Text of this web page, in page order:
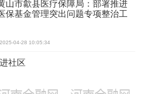
山市歙县医疗保障局：部署推进
保基金管理突出问题专项整治工
2025-04-28 10:05:34
社区